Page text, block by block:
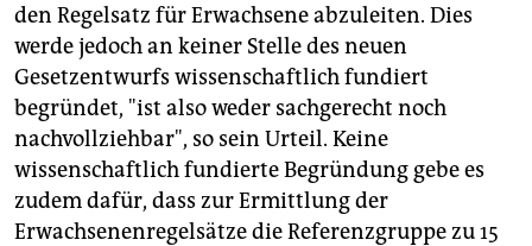
den Regelsatz für Erwachsene abzuleiten. Dies
werde jedoch an keiner Stelle des neuen
Gesetzentwurfs wissenschaftlich fundiert
begründet, "ist also weder sachgerecht noch
nachvollziehbar", so sein Urteil. Keine
wissenschaftlich fundierte Begründung gebe es
zudem dafür, dass zur Ermittlung der
Erwachsenenregelsätze die Referenzgruppe zu 15